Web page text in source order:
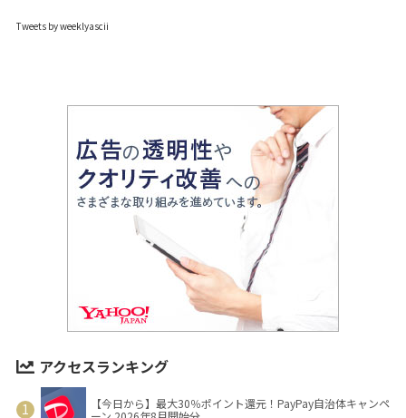
Tweets by weeklyascii
アクセスランキング
【今日から】最大30％ポイント還元！PayPay自治体キャンペ